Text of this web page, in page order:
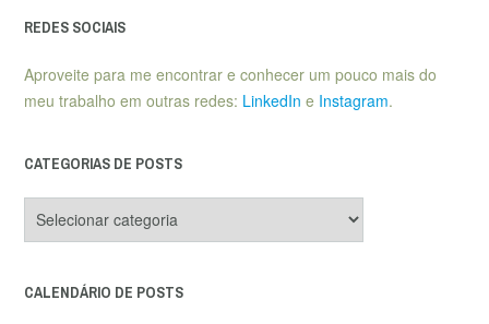
REDES SOCIAIS
Aproveite para me encontrar e conhecer um pouco mais do
meu trabalho em outras redes: LinkedIn e Instagram.
CATEGORIAS DE POSTS
de
CALENDÁRIO DE POSTS